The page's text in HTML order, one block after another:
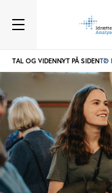
TAL OG VIDENNYT PÅ SIDENTO